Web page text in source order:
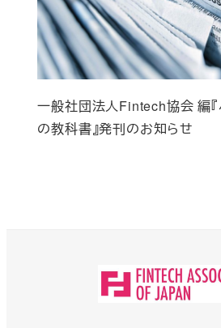
一般社団法人Fintech協会 編『
の教科書』発刊のお知らせ